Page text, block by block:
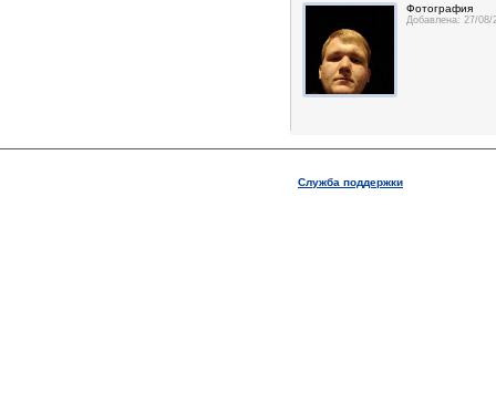
Фотография
Добавлена: 27/08/
Служба поддержки